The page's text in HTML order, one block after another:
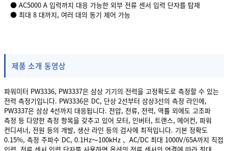
● AC5000 A 입력까지 대응 가능한 외부 전류 센서 입력 단자를 탑재
● 최대 8 대까지, 여러 대의 동기 제어 가능
제품 소개 동영상
파워미터 PW3336, PW3337은 삼상 기기의 전력을 고정확도로 측정할 수 있는
전력 측정기입니다. PW3336은 DC, 단상 2선부터 삼상3선의 측정 라인에,
PW3337은 삼상 4선까지 대응됩니다. 전압, 전류, 전력, 역률 외에도 고조파
측정 등 다양한 측정 항목을 갖추고 있어 모터, 인버터, 트랜스, 에어컨, 파워
컨디셔너, 전원 등의 개발, 생산 라인 등의 검사에 최적입니다. 기본 정확도
0.15%, 측정 주파수 DC, 0.1Hz～100kHz 、AC/DC 최대 1000V/65A까지 직접